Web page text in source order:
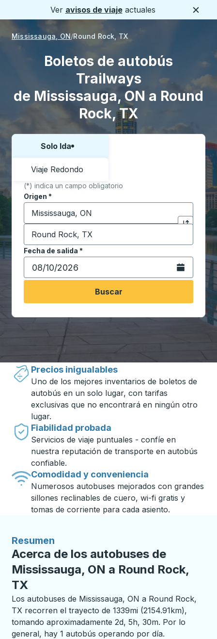
Ver avisos de viajeactuales
Mississauga, ON Round Rock, TX
Boletos de autobús
Trailways
de Mississauga, ON a Round
Rock, TX
Elija una forma o viaje de ida y vuelta:
Solo Ida
Viaje Redondo
(*) indica un campo obligatorio
Origen *
Comience a escribir la ciudad de origen para abrir
Haga clic
Destino *
Comience a escribir la ciudad de destino para
Fecha de salida *
Escriba la fecha en formato de fecha Barra diagonal
Abra el
Buscar
Viajar hecho simple con Trailways
Precios inigualables
Uno de los mejores inventarios de boletos de
autobús en un solo lugar, con tarifas
exclusivas que no encontrará en ningún otro
lugar.
Fiabilidad probada
Servicios de viaje puntuales - confíe en
nuestra reputación de transporte en autobús
confiable.
Comodidad y conveniencia
Numerosos autobuses mejorados con grandes
sillones reclinables de cuero, wi-fi gratis y
tomas de corriente para cada asiento.
Resumen
Acerca de los autobuses de
Mississauga, ON a Round Rock,
TX
Los autobuses de Mississauga, ON a Round Rock,
TX recorren el trayecto de 1339mi (2154.91km),
tomando aproximadamente 2d, 5h, 30m. Por lo
general, hay 1 autobús operando por día.